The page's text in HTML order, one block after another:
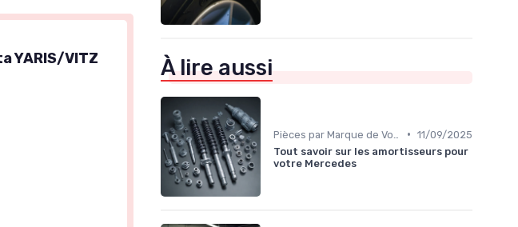
YARIS/VITZ
À lire aussi
• 11/09/2025
Tout savoir sur les amortisseurs pour
votre Mercedes